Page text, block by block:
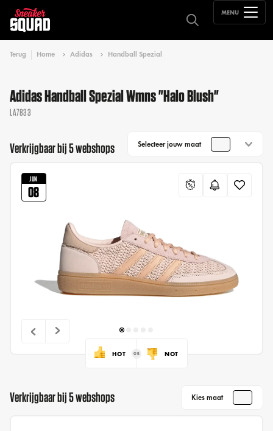
MENU
Terug Home Adidas Handball Spezial
Adidas Handball Spezial Wmns "Halo Blush"
LA7833
Verkrijgbaar bij 5 webshops Selecteer jouw maat
JUN
08
HOT NOT
Verkrijgbaar bij 5 webshops Kies maat